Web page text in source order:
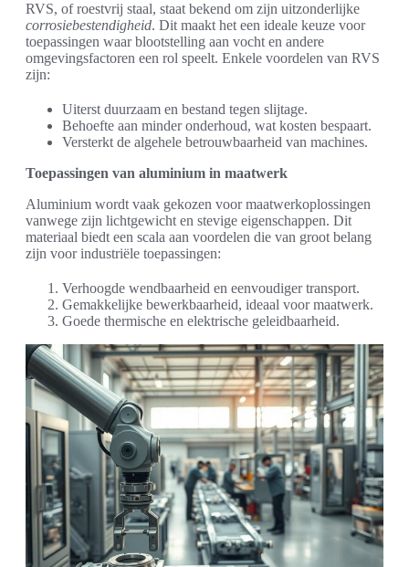
RVS, of roestvrij staal, staat bekend om zijn uitzonderlijke
corrosiebestendigheid. Dit maakt het een ideale keuze voor
toepassingen waar blootstelling aan vocht en andere
omgevingsfactoren een rol speelt. Enkele voordelen van RVS
zijn:
Uiterst duurzaam en bestand tegen slijtage.
Behoefte aan minder onderhoud, wat kosten bespaart.
Versterkt de algehele betrouwbaarheid van machines.
Toepassingen van aluminium in maatwerk
Aluminium wordt vaak gekozen voor maatwerkoplossingen
vanwege zijn lichtgewicht en stevige eigenschappen. Dit
materiaal biedt een scala aan voordelen die van groot belang
zijn voor industriële toepassingen:
Verhoogde wendbaarheid en eenvoudiger transport.
Gemakkelijke bewerkbaarheid, ideaal voor maatwerk.
Goede thermische en elektrische geleidbaarheid.